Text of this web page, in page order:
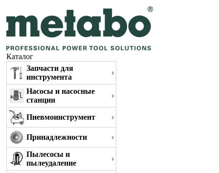
Каталог
Запчасти для
инструмента
Насосы и насосные
станции
Пневмоинструмент
Принадлежности
Пылесосы и
пылеудаление